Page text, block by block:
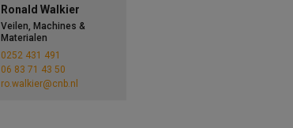
Ronald Walkier
Veilen, Machines &
Materialen
0252 431 491
06 83 71 43 50
ro.walkier@cnb.nl